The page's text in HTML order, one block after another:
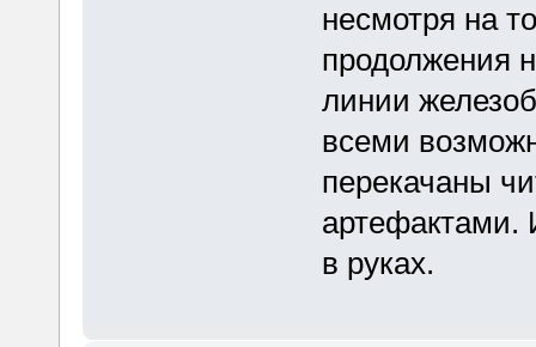
несмотря на
продолжения
линии
всеми
перекачаны
артефактами.
в руках.